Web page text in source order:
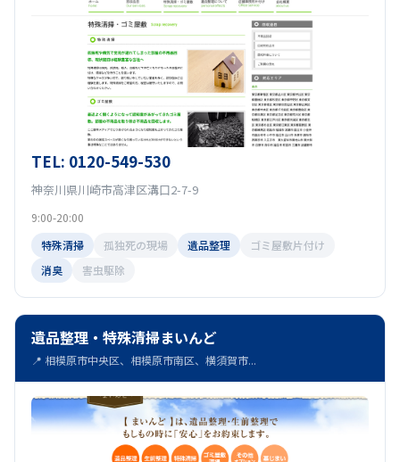
TEL: 0120-549-530
神奈川県川崎市高津区溝口2-7-9
9:00-20:00
特殊清掃
孤独死の現場 遺品整理
ゴミ屋敷片付け
消臭
害虫駆除
遺品整理・特殊清掃まいんど
📍 相模原市中央区、相模原市南区、横須賀市...